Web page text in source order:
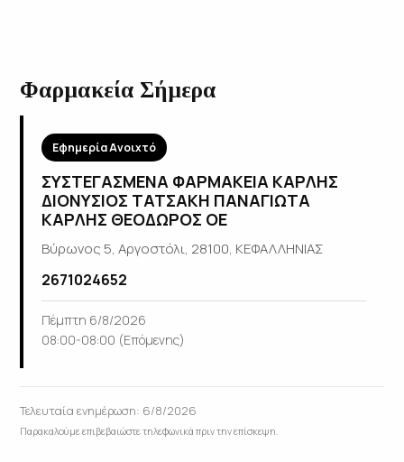
Φαρμακεία Σήμερα
Εφημερία Ανοιχτό
ΣΥΣΤΕΓΑΣΜΕΝΑ ΦΑΡΜΑΚΕΙΑ ΚΑΡΛΗΣ
ΔΙΟΝΥΣΙΟΣ ΤΑΤΣΑΚΗ ΠΑΝΑΓΙΩΤΑ
ΚΑΡΛΗΣ ΘΕΟΔΩΡΟΣ ΟΕ
Βύρωνος 5, Αργοστόλι, 28100, ΚΕΦΑΛΛΗΝΙΑΣ
2671024652
Πέμπτη 6/8/2026
08:00-08:00 (Επόμενης)
Τελευταία ενημέρωση: 6/8/2026
Παρακαλούμε επιβεβαιώστε τηλεφωνικά πριν την επίσκεψη.